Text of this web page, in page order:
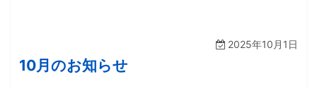
2025年10月1日
10月のお知らせ